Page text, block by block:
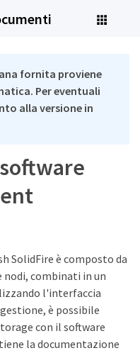
fornita proviene
Per eventuali
alla versione in
SolidFire è composto da
nodi, combinati in un
l'interfaccia
è possibile
con il software
la documentazione